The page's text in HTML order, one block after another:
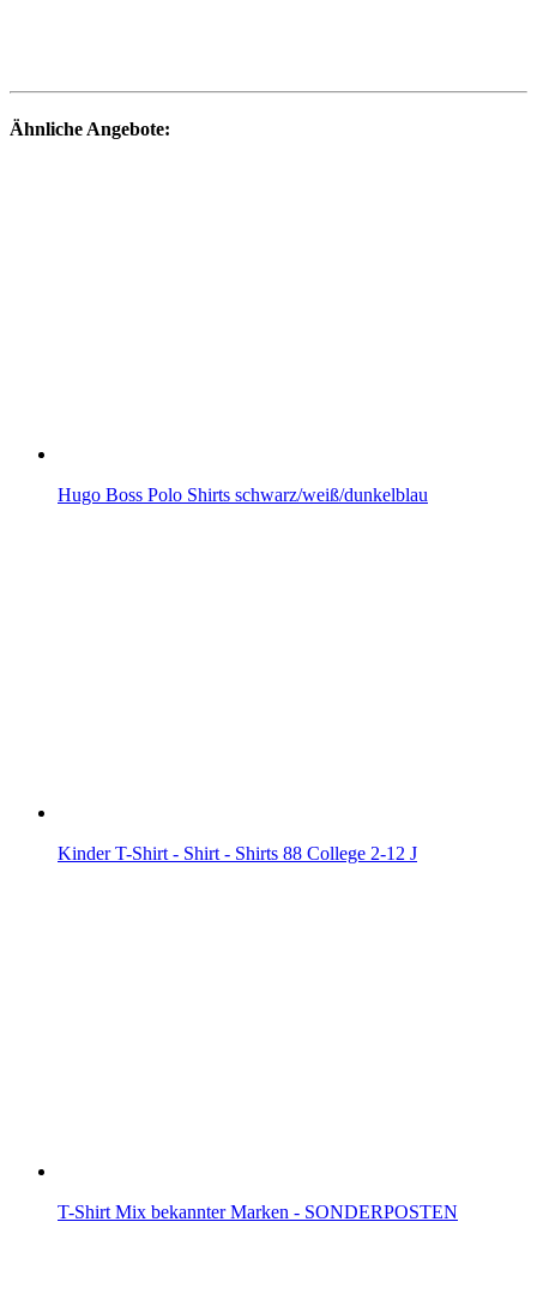
Ähnliche Angebote:
Hugo Boss Polo Shirts schwarz/weiß/dunkelblau
Kinder T-Shirt - Shirt - Shirts 88 College 2-12 J
T-Shirt Mix bekannter Marken - SONDERPOSTEN